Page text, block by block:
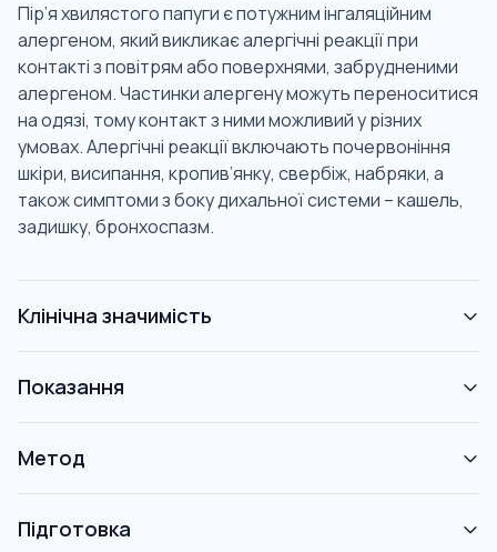
Пір’я хвилястого папуги є потужним інгаляційним
алергеном, який викликає алергічні реакції при
контакті з повітрям або поверхнями, забрудненими
алергеном. Частинки алергену можуть переноситися
на одязі, тому контакт з ними можливий у різних
умовах. Алергічні реакції включають почервоніння
шкіри, висипання, кропив’янку, свербіж, набряки, а
також симптоми з боку дихальної системи – кашель,
задишку, бронхоспазм.
Клінічна значимість
Показання
Метод
Підготовка